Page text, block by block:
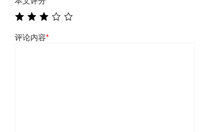
评论内容*